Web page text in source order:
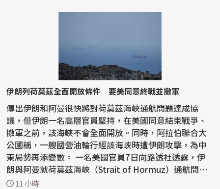
伊朗列荷莫茲全面開放條件 要美同意終戰並撤軍
傳出伊朗和阿曼很快將對荷莫茲海峽通航問題達成協
議，但伊朗一名高層官員堅持，在美國同意結束戰爭、
撤軍之前，該海峽不會全面開放。同時，阿拉伯聯合大
公國稱，一艘國營油輪行經該海峽時遭伊朗攻擊，為中
東局勢再添變數。 一名美國官員7日向路透社透露，伊
朗與阿曼就荷莫茲海峽（Strait of Hormuz）通航問題
正取得...
11 小時